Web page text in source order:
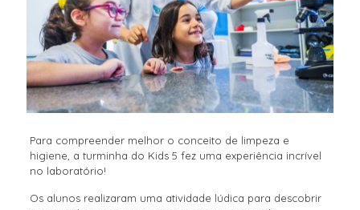
Para compreender melhor o conceito de limpeza e
higiene, a turminha do Kids 5 fez uma experiência incrível
no laboratório!
Os alunos realizaram uma atividade lúdica para descobrir